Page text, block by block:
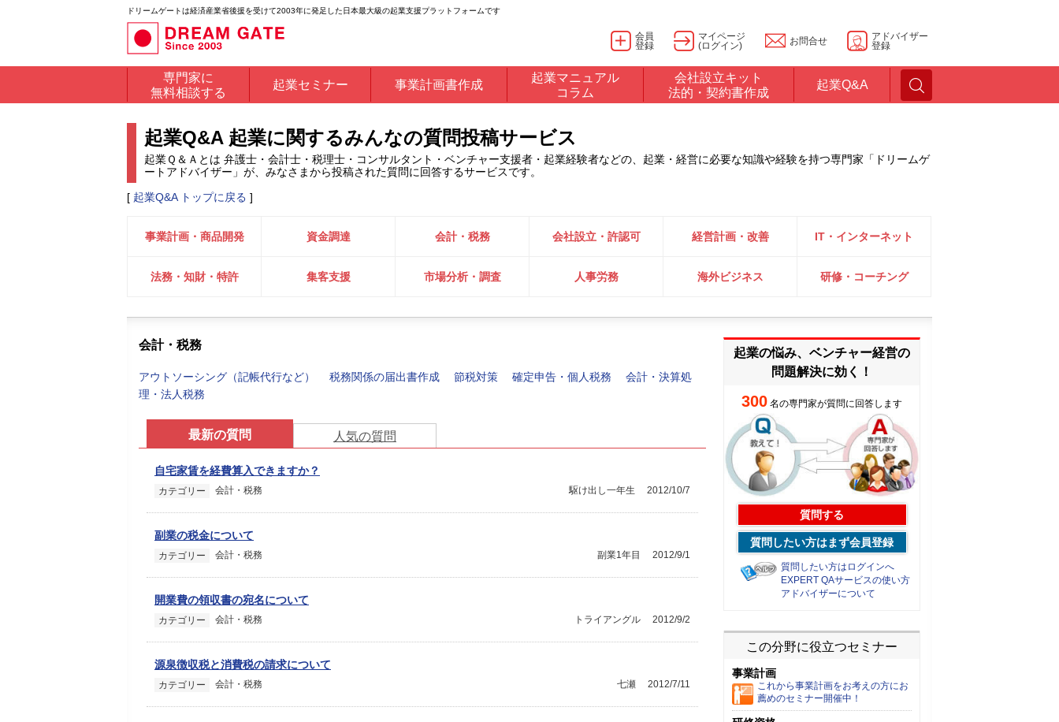
ドリームゲートは経済産業省後援を受けて2003年に発足した日本最大級の起業支援プラットフォームです
会員
登録
マイページ
(ログイン)
お問合せ
アドバイザー
登録
専門家に
無料相談する
起業セミナー 事業計画書作成
起業マニュアル
コラム
会社設立キット
法的・契約書作成
起業Q&A
起業Q&A 起業に関するみんなの質問投稿サービス
起業Ｑ＆Ａとは 弁護士・会計士・税理士・コンサルタント・ベンチャー支援者・起業経験者などの、起業・経営に必要な知識や経験を持つ専門家「ドリームゲ
ートアドバイザー」が、みなさまから投稿された質問に回答するサービスです。
[ 起業Q&A トップに戻る ]
事業計画・商品開発 資金調達 会計・税務 会社設立・許認可 経営計画・改善 IT・インターネット
法務・知財・特許 集客支援 市場分析・調査 人事労務 海外ビジネス 研修・コーチング
会計・税務
アウトソーシング（記帳代行など） 税務関係の届出書作成 節税対策 確定申告・個人税務
会計・決算処
理・法人税務
最新の質問 人気の質問
自宅家賃を経費算入できますか？
カテゴリー 会計・税務 2012/10/7
駆け出し一年生
副業の税金について
カテゴリー 会計・税務 2012/9/1
副業1年目
開業費の領収書の宛名について
カテゴリー 会計・税務 2012/9/2
トライアングル
源泉徴収税と消費税の請求について
カテゴリー 会計・税務 2012/7/11
七瀬
起業の悩み、ベンチャー経営の
問題解決に効く！
300 名の専門家が質問に回答します
質問する
質問したい方はまず会員登録
質問したい方はログインへ
EXPERT QAサービスの使い方
アドバイザーについて
この分野に役立つセミナー
事業計画
これから事業計画をお考えの方にお
薦めのセミナー開催中！